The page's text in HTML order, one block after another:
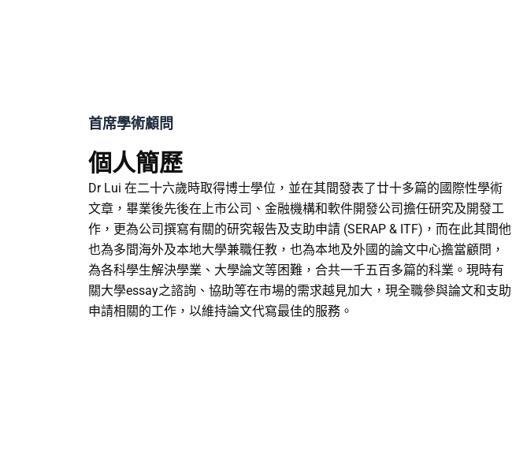
首席學術顧問
個人簡歷
Dr Lui 在二十六歲時取得博士學位，並在其間發表了廿十多篇的國際性學術
文章，畢業後先後在上市公司、金融機構和軟件開發公司擔任研究及開發工
作，更為公司撰寫有關的研究報告及支助申請 (SERAP & ITF)，而在此其間他
也為多間海外及本地大學兼職任教，也為本地及外國的論文中心擔當顧問，
為各科學生解決學業、大學論文等困難，合共一千五百多篇的科業。現時有
關大學essay之諮詢、協助等在市場的需求越見加大，現全職參與論文和支助
申請相關的工作，以維持論文代寫最佳的服務。